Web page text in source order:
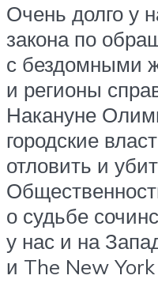
Очень долго у
закона по
с бездомными
и регионы
Накануне
городские
отловить и
о судьбе
у нас и на
и The New